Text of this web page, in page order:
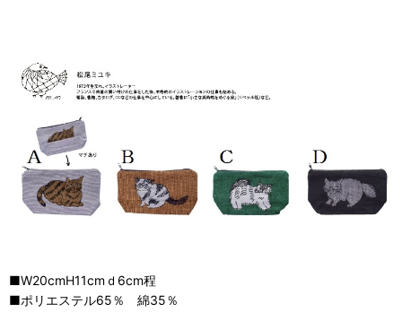
■W20cmH11cmｄ6cm程
■ポリエステル65％ 綿35％